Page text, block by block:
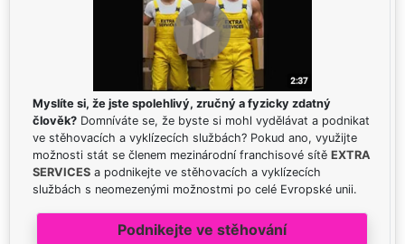
Myslíte si, že jste spolehlivý, zručný a fyzicky zdatný
člověk? Domníváte se, že byste si mohl vydělávat a podnikat
ve stěhovacích a vyklízecích službách? Pokud ano, využijte
možnosti stát se členem mezinárodní franchisové sítě EXTRA
SERVICES a podnikejte ve stěhovacích a vyklízecích
službách s neomezenými možnostmi po celé Evropské unii.
Podnikejte ve stěhování